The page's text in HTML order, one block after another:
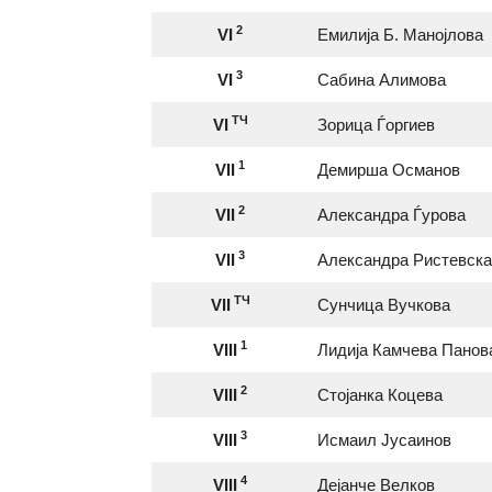
VI 2 Емилија Б. Манојлова
VI 3 Сабина Алимова
VIТЧ Зорица Ѓоргиев
VII 1 Демирша Османов
VII 2 Александра Ѓурова
VII 3 Александра Ристевска
VIIТЧ Сунчица Вучкова
VIII 1 Лидија Камчева
VIII 2 Стојанка Коцева
VIII 3 Исмаил Јусаинов
VIII 4 Дејанче Велков